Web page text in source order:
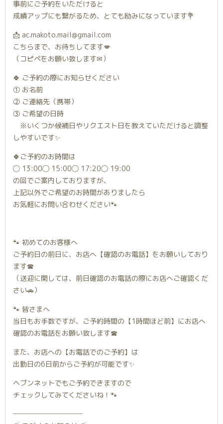
事前にご予約をいただけると
成績アップにも繋がるため、とても励みになっています💐
📩 ac.makoto.mail@gmail.com
こちらまで、お待ちしてます💋
（コピペをお願い致します✉︎）
🍀 ご予約の際にお知らせください
① お名前
② ご連絡先（携帯）
③ ご希望の日時
※いくつか候補日やリクエスト日を教えていただけると調整
しやすいです✨
🍀ご予約のお時間は
◯ 13:00◯ 15:00◯ 17:20◯ 19:00
の回でご案内しておりますが、
上記以外でご希望のお時間がありましたら
お気軽にお問い合わせください🐾
🐾 初めてのお客様へ
ご予約日の前日に、お店へ【確認のお電話】をお願いしており
ます☎︎
（送迎に関しては、前日確認のお電話の際にお店へご確認くだ
さい🚗）
🐾 皆さまへ
当日もお手数ですが、ご予約時間の【1時間ほど前】にお店へ
確認のお電話をお願い致します☎︎
また、お店への【お電話でのご予約】は
出勤日の6日前からご予約が可能です✨
ヘブンネットでもご予約できますので
チェックしてみてくださいね！🐾
──────────